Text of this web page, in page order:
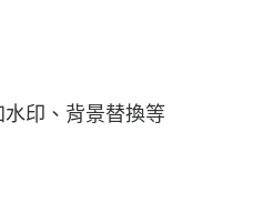
印、背景替換等